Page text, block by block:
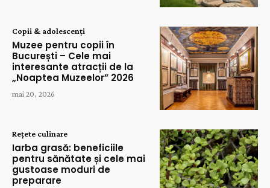
Copii & adolescenți
Muzee pentru copii în
București – Cele mai
interesante atracții de la
„Noaptea Muzeelor” 2026
mai 20, 2026
Rețete culinare
Iarba grasă: beneficiile
pentru sănătate și cele mai
gustoase moduri de
preparare